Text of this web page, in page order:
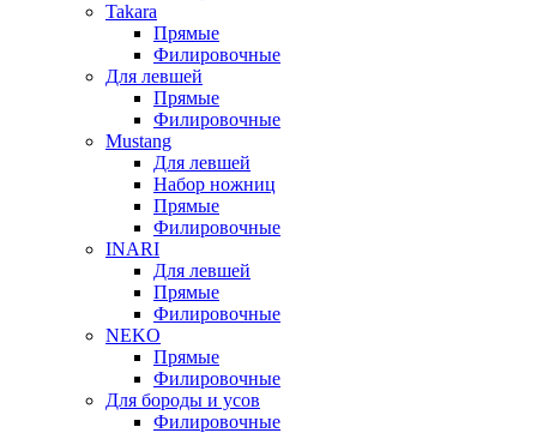
Takara
Прямые
Филировочные
Для левшей
Прямые
Филировочные
Mustang
Для левшей
Набор ножниц
Прямые
Филировочные
INARI
Для левшей
Прямые
Филировочные
NEKO
Прямые
Филировочные
Для бороды и усов
Филировочные